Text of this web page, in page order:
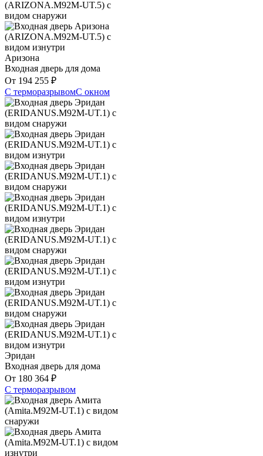
Аризона
Входная дверь для дома
От 194 255 ₽
С терморазрывомС окном
Эридан
Входная дверь для дома
От 180 364 ₽
С терморазрывом